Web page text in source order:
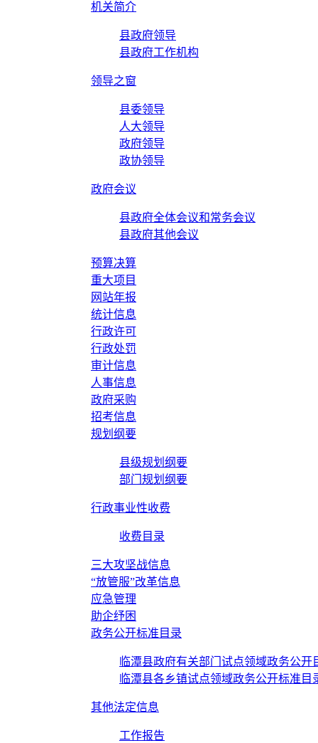
机关简介
县政府领导
县政府工作机构
领导之窗
县委领导
人大领导
政府领导
政协领导
政府会议
县政府全体会议和常务会议
县政府其他会议
预算决算
重大项目
网站年报
统计信息
行政许可
行政处罚
审计信息
人事信息
政府采购
招考信息
规划纲要
县级规划纲要
部门规划纲要
行政事业性收费
收费目录
三大攻坚战信息
“放管服”改革信息
应急管理
助企纾困
政务公开标准目录
临潭县政府有关部门试点领域政务公开
临潭县各乡镇试点领域政务公开标准目
其他法定信息
工作报告